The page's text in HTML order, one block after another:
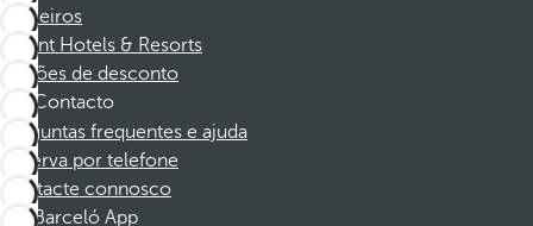
Parceiros
Dorint Hotels & Resorts
Cupões de desconto
Contacto
Perguntas frequentes e ajuda
Reserva por telefone
Contacte connosco
Barceló App